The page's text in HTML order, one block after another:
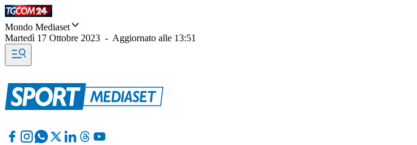
Mondo Mediaset
Martedì 17 Ottobre 2023 - Aggiornato alle 13:51